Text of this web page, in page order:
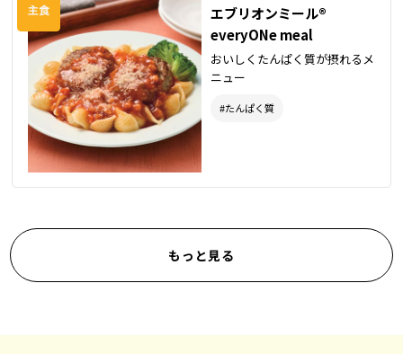
エブリオンミール®
everyONe meal
おいしくたんぱく質が摂れるメ
ニュー
#たんぱく質
もっと見る